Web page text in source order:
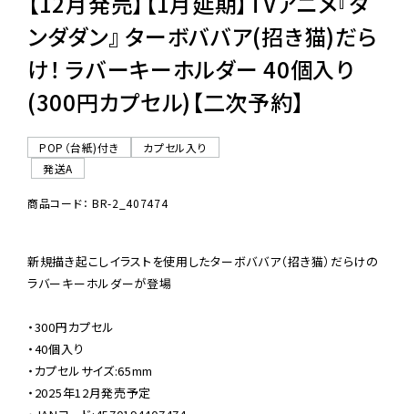
06-6282-7659
ンダダン』 ターボババア(招き猫)だら
け！ ラバーキーホルダー 40個入り
(300円カプセル)【二次予約】
POP（台紙)付き
カプセル入り
発送A
商品コード： BR-2_407474
新規描き起こしイラストを使用したターボババア（招き猫）だらけの
ラバーキーホルダーが登場
・300円カプセル
・40個入り
・カプセルサイズ:65mm
・2025年12月発売予定